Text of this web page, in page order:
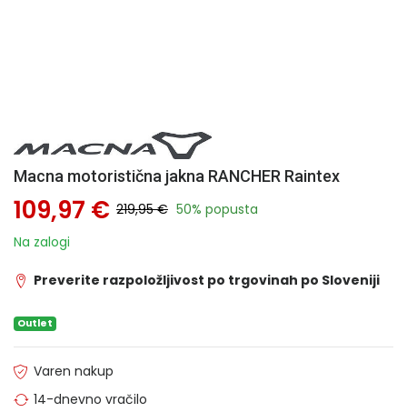
Macna motoristična jakna RANCHER Raintex
109,97 € 219,95 € 50% popusta
Na zalogi
Preverite razpoložljivost po trgovinah po Sloveniji
Outlet
Varen nakup
14-dnevno vračilo